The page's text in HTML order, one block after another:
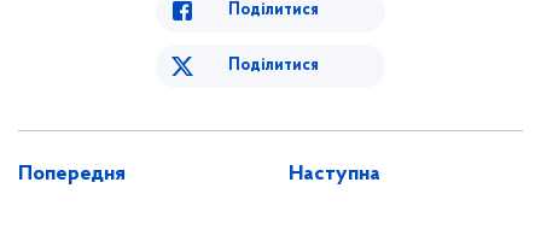
Поділитися
Поділитися
Попередня Наступна